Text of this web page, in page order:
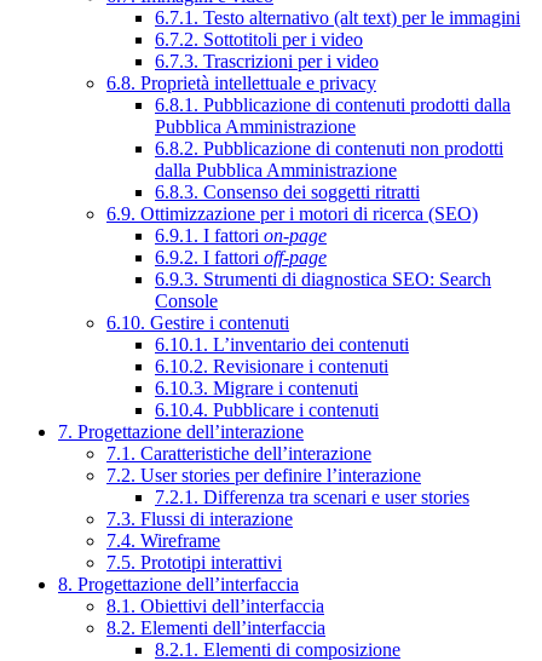
6.7.1. Testo alternativo (alt text) per le immagini
6.7.2. Sottotitoli per i video
6.7.3. Trascrizioni per i video
6.8. Proprietà intellettuale e privacy
6.8.1. Pubblicazione di contenuti prodotti dalla
Pubblica Amministrazione
6.8.2. Pubblicazione di contenuti non prodotti
dalla Pubblica Amministrazione
6.8.3. Consenso dei soggetti ritratti
6.9. Ottimizzazione per i motori di ricerca (SEO)
6.9.1. I fattori on-page
6.9.2. I fattori off-page
6.9.3. Strumenti di diagnostica SEO: Search
Console
6.10. Gestire i contenuti
6.10.1. L’inventario dei contenuti
6.10.2. Revisionare i contenuti
6.10.3. Migrare i contenuti
6.10.4. Pubblicare i contenuti
7. Progettazione dell’interazione
7.1. Caratteristiche dell’interazione
7.2. User stories per definire l’interazione
7.2.1. Differenza tra scenari e user stories
7.3. Flussi di interazione
7.4. Wireframe
7.5. Prototipi interattivi
8. Progettazione dell’interfaccia
8.1. Obiettivi dell’interfaccia
8.2. Elementi dell’interfaccia
8.2.1. Elementi di composizione